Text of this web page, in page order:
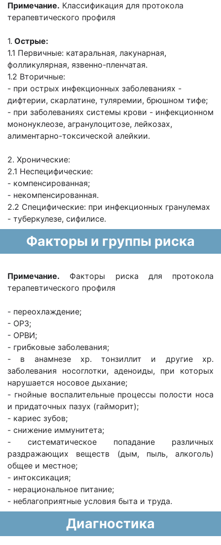
Примечание. Классификация для протокола
терапевтического профиля
1. Острые:
1.1 Первичные: катаральная, лакунарная,
фолликулярная, язвенно-пленчатая.
1.2 Вторичные:
- при острых инфекционных заболеваниях -
дифтерии, скарлатине, туляремии, брюшном тифе;
- при заболеваниях системы крови - инфекционном
мононуклеозе, агранулоцитозе, лейкозах,
алиментарно-токсической алейкии.
2. Хронические:
2.1 Неспецифические:
- компенсированная;
- некомпенсированная.
2.2 Специфические: при инфекционных гранулемах
- туберкулезе, сифилисе.
Факторы и группы риска
Примечание. Факторы риска для протокола
терапевтического профиля
- переохлаждение;
- ОРЗ;
- ОРВИ;
- грибковые заболевания;
- в анамнезе хр. тонзиллит и другие хр.
заболевания носоглотки, аденоиды, при которых
нарушается носовое дыхание;
- гнойные воспалительные процессы полости носа
и придаточных пазух (гайморит);
- кариес зубов;
- снижение иммунитета;
- систематическое попадание различных
раздражающих веществ (дым, пыль, алкоголь)
общее и местное;
- интоксикация;
- нерациональное питание;
- неблагоприятные условия быта и труда.
Диагностика